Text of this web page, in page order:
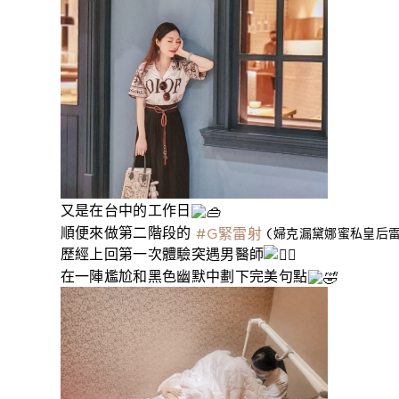
又是在台中的工作日
順便來做第二階段的#G緊雷射 (婦克漏黛娜蜜私皇后
歷經上回第一次體驗突遇男醫師
在一陣尷尬和黑色幽默中劃下完美句點